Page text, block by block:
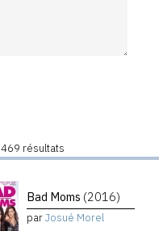
469 résultats
Bad Moms (2016)
parJosué Morel